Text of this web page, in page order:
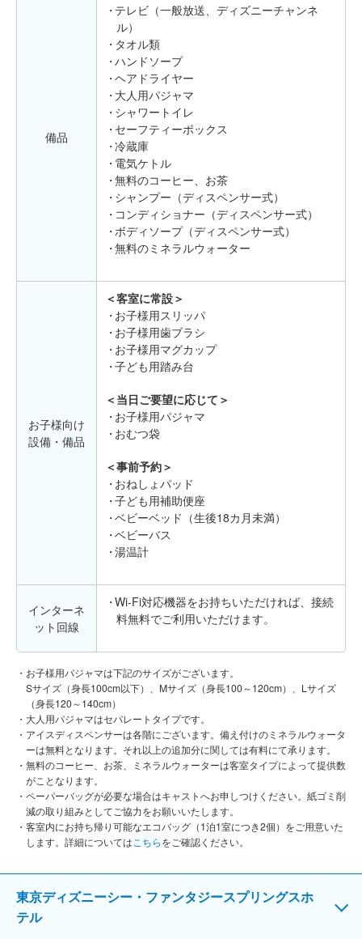
備品
テレビ（一般放送、ディズニーチャンネ
ル）
タオル類
ハンドソープ
ヘアドライヤー
大人用パジャマ
シャワートイレ
セーフティーボックス
冷蔵庫
電気ケトル
無料のコーヒー、お茶
シャンプー（ディスペンサー式）
コンディショナー（ディスペンサー式）
ボディソープ（ディスペンサー式）
無料のミネラルウォーター
お子様向け
設備・備品
＜客室に常設＞
お子様用スリッパ
お子様用歯ブラシ
お子様用マグカップ
子ども用踏み台
＜当日ご要望に応じて＞
お子様用パジャマ
おむつ袋
＜事前予約＞
おねしょパッド
子ども用補助便座
ベビーベッド（生後18カ月未満）
ベビーバス
湯温計
インターネ
ット回線
Wi-Fi対応機器をお持ちいただければ、接続
料無料でご利用いただけます。
お子様用パジャマは下記のサイズがございます。
Sサイズ（身長100cm以下）、Mサイズ（身長100～120cm）、Lサイズ
（身長120～140cm）
大人用パジャマはセパレートタイプです。
アイスディスペンサーは各階にございます。備え付けのミネラルウォータ
ーは無料となります。それ以上の追加分に関しては有料にて承ります。
無料のコーヒー、お茶、ミネラルウォーターは客室タイプによって提供数
がことなります。
ペーパーバッグが必要な場合はキャストへお申しつけください。紙ゴミ削
減の取り組みとしてご協力をお願いいたします。
客室内にお持ち帰り可能なエコバッグ（1泊1室につき2個）をご用意いた
します。詳細については こちらをご確認ください。
東京ディズニーシー・ファンタジースプリングスホ
テル